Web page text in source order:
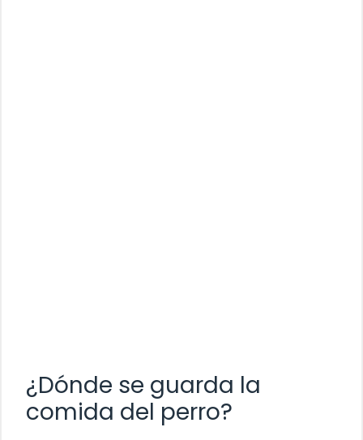
¿Dónde se guarda la
comida del perro?